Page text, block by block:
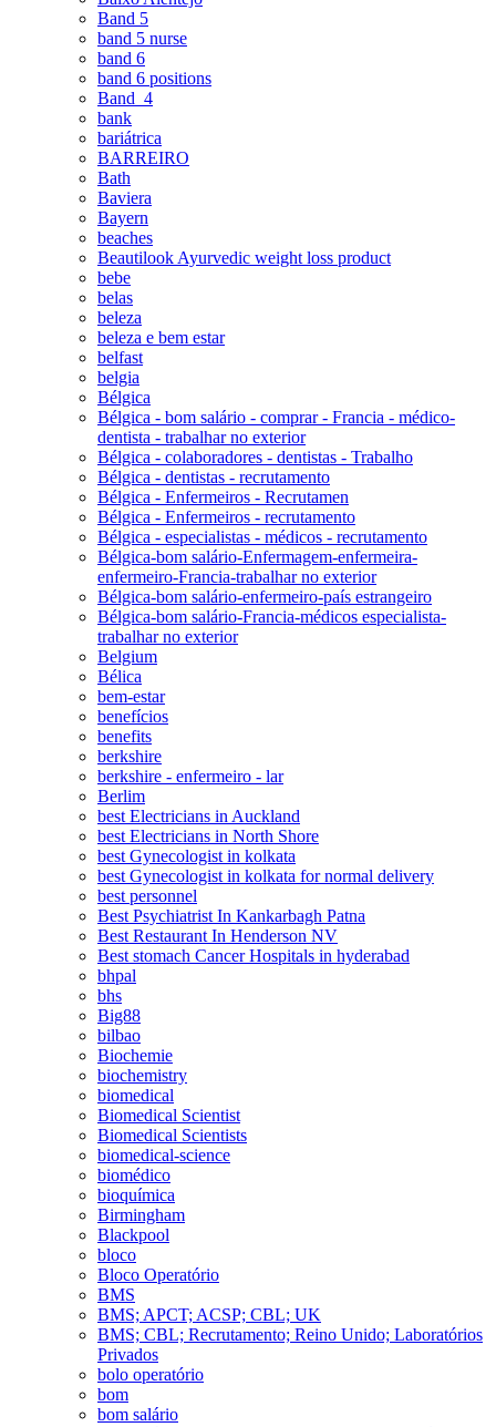
Band 5
band 5 nurse
band 6
band 6 positions
Band_4
bank
bariátrica
BARREIRO
Bath
Baviera
Bayern
beaches
Beautilook Ayurvedic weight loss product
bebe
belas
beleza
beleza e bem estar
belfast
belgia
Bélgica
Bélgica - bom salário - comprar - Francia - médico-
dentista - trabalhar no exterior
Bélgica - colaboradores - dentistas - Trabalho
Bélgica - dentistas - recrutamento
Bélgica - Enfermeiros - Recrutamen
Bélgica - Enfermeiros - recrutamento
Bélgica - especialistas - médicos - recrutamento
Bélgica-bom salário-Enfermagem-enfermeira-
enfermeiro-Francia-trabalhar no exterior
Bélgica-bom salário-enfermeiro-país estrangeiro
Bélgica-bom salário-Francia-médicos especialista-
trabalhar no exterior
Belgium
Bélica
bem-estar
benefícios
benefits
berkshire
berkshire - enfermeiro - lar
Berlim
best Electricians in Auckland
best Electricians in North Shore
best Gynecologist in kolkata
best Gynecologist in kolkata for normal delivery
best personnel
Best Psychiatrist In Kankarbagh Patna
Best Restaurant In Henderson NV
Best stomach Cancer Hospitals in hyderabad
bhpal
bhs
Big88
bilbao
Biochemie
biochemistry
biomedical
Biomedical Scientist
Biomedical Scientists
biomedical-science
biomédico
bioquímica
Birmingham
Blackpool
bloco
Bloco Operatório
BMS
BMS; APCT; ACSP; CBL; UK
BMS; CBL; Recrutamento; Reino Unido; Laboratórios
Privados
bolo operatório
bom
bom salário